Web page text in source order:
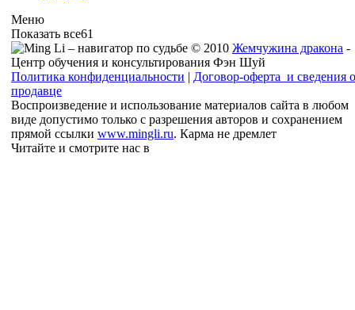
Меню
Показать все61
© 2010 Жемчужина дракона -
Центр обучения и консультирования Фэн Шуй
Политика конфиденциальности | Договор-оферта и сведения о
продавце
Воспроизведение и использование материалов сайта в любом
виде допустимо только с разрешения авторов и сохранением
прямой ссылки www.mingli.ru. Карма не дремлет
Читайте и смотрите нас в